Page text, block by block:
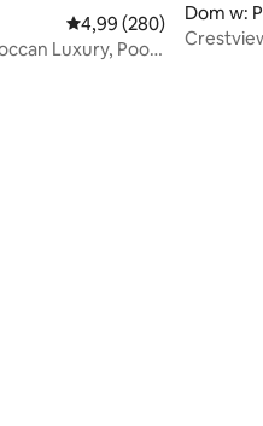
142
Średnia ocena: 4,99 na
4,99 (280)
Luxury, Pool
Dom w: